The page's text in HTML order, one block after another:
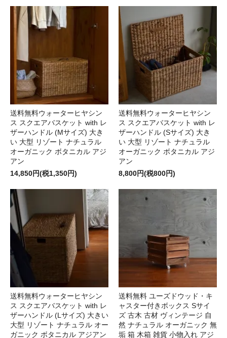
送料無料ウォーターヒヤシン
ス スクエアバスケット with レ
ザーハンドル (Mサイズ) 大き
い 大型 リゾート ナチュラル
オーガニック ボタニカル アジ
アン
14,850円(税1,350円)
送料無料ウォーターヒヤシン
ス スクエアバスケット with レ
ザーハンドル (Sサイズ) 大き
い 大型 リゾート ナチュラル
オーガニック ボタニカル アジ
アン
8,800円(税800円)
送料無料ウォーターヒヤシン
ス スクエアバスケット with レ
ザーハンドル (Lサイズ) 大きい
大型 リゾート ナチュラル オー
ガニック ボタニカル アジアン
送料無料 ユーズドウッド・キ
ャスター付きボックス Sサイ
ズ 古木 古材 ヴィンテージ 自
然 ナチュラル オーガニック 無
垢 箱 木箱 雑貨 小物入れ アジ